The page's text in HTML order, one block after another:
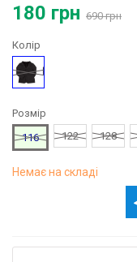
180 грн 690 грн
Колір
Чорний
Розмір
116
122 128
Немає на складі